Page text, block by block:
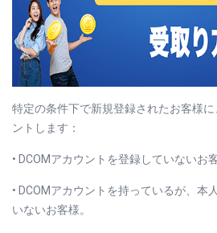
特定の条件下で新規登録されたお客様
ントします：
• DCOMアカウントを登録していないお客
• DCOMアカウントを持っているが、本
いないお客様。